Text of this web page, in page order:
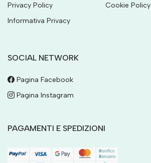
Privacy Policy
Cookie Policy
Informativa Privacy
SOCIAL NETWORK
Pagina Facebook
Pagina Instagram
PAGAMENTI E SPEDIZIONI